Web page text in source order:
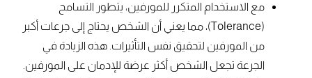
مع الاستخدام المتكرر للمورفين، يتطور التسامح
(Tolerance)، مما يعني أن الشخص يحتاج إلى جرعات أكبر
من المورفين لتحقيق نفس التأثيرات. هذه الزيادة في
الجرعة تجعل الشخص أكثر عرضة للإدمان على المورفين.